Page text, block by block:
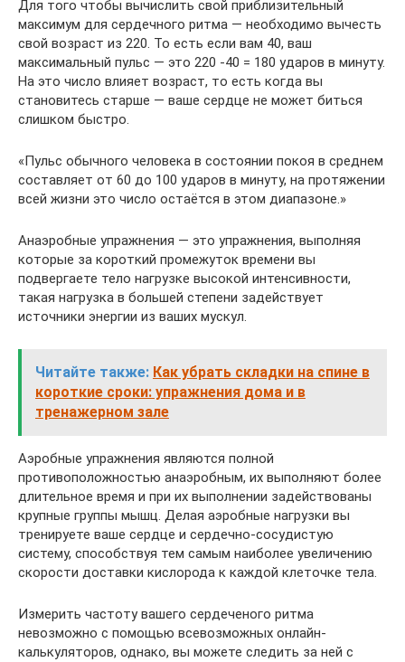
Для того чтобы вычислить свой приблизительный
максимум для сердечного ритма — необходимо вычесть
свой возраст из 220. То есть если вам 40, ваш
максимальный пульс — это 220 -40 = 180 ударов в минуту.
На это число влияет возраст, то есть когда вы
становитесь старше — ваше сердце не может биться
слишком быстро.
«Пульс обычного человека в состоянии покоя в среднем
составляет от 60 до 100 ударов в минуту, на протяжении
всей жизни это число остаётся в этом диапазоне.»
Анаэробные упражнения — это упражнения, выполняя
которые за короткий промежуток времени вы
подвергаете тело нагрузке высокой интенсивности,
такая нагрузка в большей степени задействует
источники энергии из ваших мускул.
Читайте также: Как убрать складки на спине в
короткие сроки: упражнения дома и в
тренажерном зале
Аэробные упражнения являются полной
противоположностью анаэробным, их выполняют более
длительное время и при их выполнении задействованы
крупные группы мышц. Делая аэробные нагрузки вы
тренируете ваше сердце и сердечно-сосудистую
систему, способствуя тем самым наиболее увеличению
скорости доставки кислорода к каждой клеточке тела.
Измерить частоту вашего сердеченого ритма
невозможно с помощью всевозможных онлайн-
калькуляторов, однако, вы можете следить за ней с